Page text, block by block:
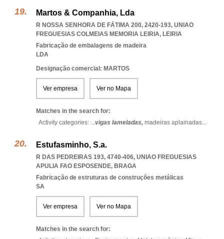
Martos & Companhia, Lda
R NOSSA SENHORA DE FÁTIMA 200, 2420-193, UNIAO
FREGUESIAS COLMEIAS MEMORIA LEIRIA, LEIRIA
Fabricação de embalagens de madeira
LDA
Designação comercial: MARTOS
Ver empresa Ver no Mapa
Matches in the search for:
Activity categories: ...vigas lameladas, madeiras aplainadas...
Estufasminho, S.a.
R DAS PEDREIRAS 193, 4740-406, UNIAO FREGUESIAS
APULIA FAO ESPOSENDE, BRAGA
Fabricação de estruturas de construções metálicas
SA
Ver empresa Ver no Mapa
Matches in the search for: